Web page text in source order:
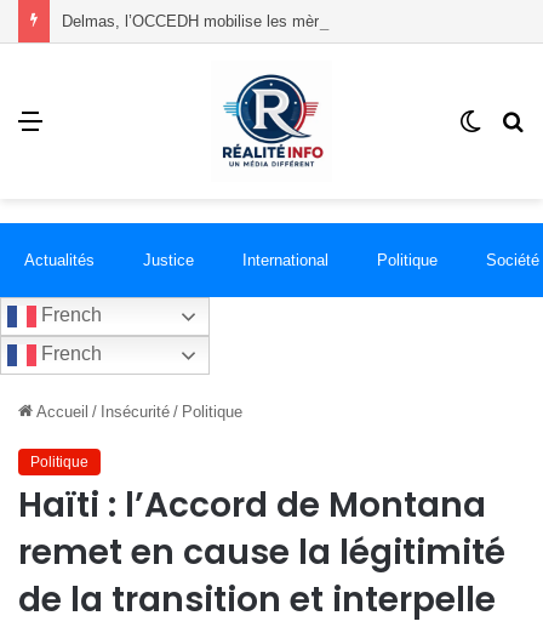
Menu
Switch
Actualités Justice International Politique Société
French
French
Accueil / Insécurité / Politique
Politique
Haïti : l’Accord de Montana
remet en cause la légitimité
de la transition et interpelle